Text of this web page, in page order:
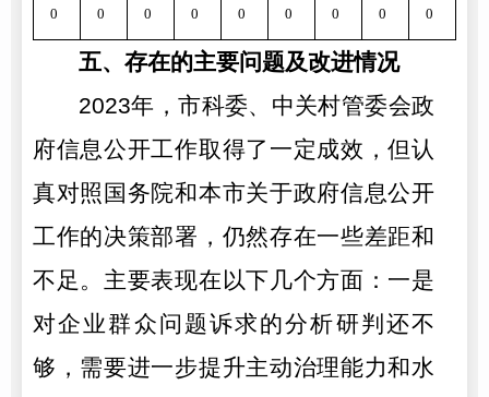
0 0 0 0 0 0 0 0 0
五、存在的主要问题及改进情况
2023年，市科委、中关村管委会政
府信息公开工作取得了一定成效，但认
真对照国务院和本市关于政府信息公开
工作的决策部署，仍然存在一些差距和
不足。主要表现在以下几个方面：一是
对企业群众问题诉求的分析研判还不
够，需要进一步提升主动治理能力和水